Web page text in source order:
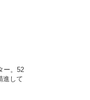
ー。52
進して